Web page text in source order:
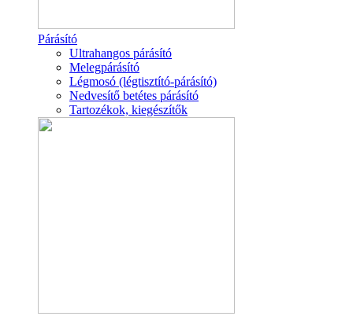
Párásító
Ultrahangos párásító
Melegpárásító
Légmosó (légtisztító-párásító)
Nedvesítő betétes párásító
Tartozékok, kiegészítők